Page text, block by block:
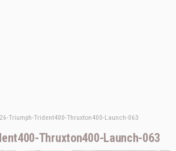
Triumph-Trident400-Thruxton400-Launch-063
Thruxton400-Launch-063